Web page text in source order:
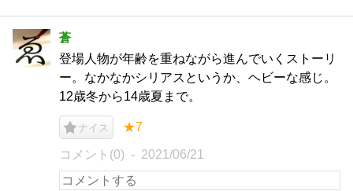
蒼
登場人物が年齢を重ねながら進んでいくストーリ
ー。なかなかシリアスというか、ヘビーな感じ。
12歳冬から14歳夏まで。
ナイス ★7
コメント(0) 2021/06/21